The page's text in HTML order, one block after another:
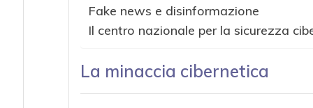
Fake news e disinformazione
Il centro nazionale per la sicurezza
La minaccia cibernetica